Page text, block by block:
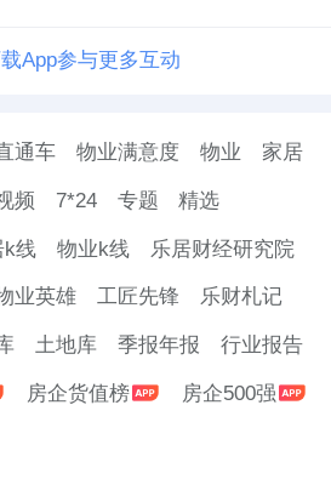
题，高品质服务的“最后一
行业值得深思的问题：企
一线员工有“主人感”而非
工有动力去发现问题而非
任的制度化路径
的一个深层挑战是信任成
源于“物业做了什么、怎么
App参与更多互动
通车 物业满意度 物业 家居
频 7*24 专题 精选
k线 物业k线 乐居财经研究院
业英雄 工匠先锋 乐财札记
土地库 季报年报 行业报告
房企货值榜 房企500强